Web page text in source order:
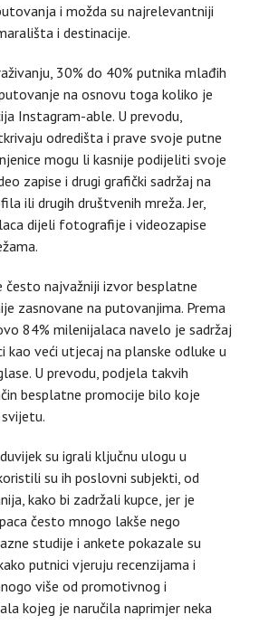
i možda su najrelevantniji
i destinacije.
30% do 40% putnika mlađih
na osnovu toga koliko je
Instagram-able. U prevodu,
odredišta i prave svoje putne
mogu li kasnije podijeliti svoje
zapise i drugi grafički sadržaj na
ili drugih društvenih mreža. Jer,
dijeli fotografije i videozapise
najvažniji izvor besplatne
zasnovane na putovanjima. Prema
84% milenijalaca navelo je sadržaj
kao veći utjecaj na planske odluke u
U prevodu, podjela takvih
besplatne promocije bilo koje
su igrali ključnu ulogu u
su ih poslovni subjekti, od
kako bi zadržali kupce, jer je
često mnogo lakše nego
studije i ankete pokazale su
putnici vjeruju recenzijama i
više od promotivnog i
kojeg je naručila naprimjer neka